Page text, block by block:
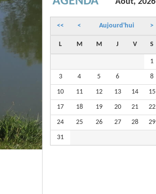
<< < Aujourd'hui >
L M M J V S
1
3 4 5 6 8
10 11 12 13 14 15
17 18 19 20 21 22
24 25 26 27 28 29
31